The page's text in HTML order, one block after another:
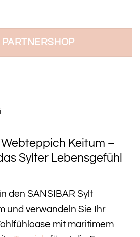
PARTNERSHOP
Webteppich Keitum –
Sylter Lebensgefühl
den SANSIBAR Sylt
und verwandeln Sie Ihr
mit maritimem